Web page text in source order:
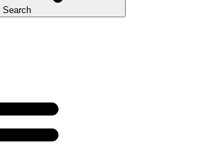
Search